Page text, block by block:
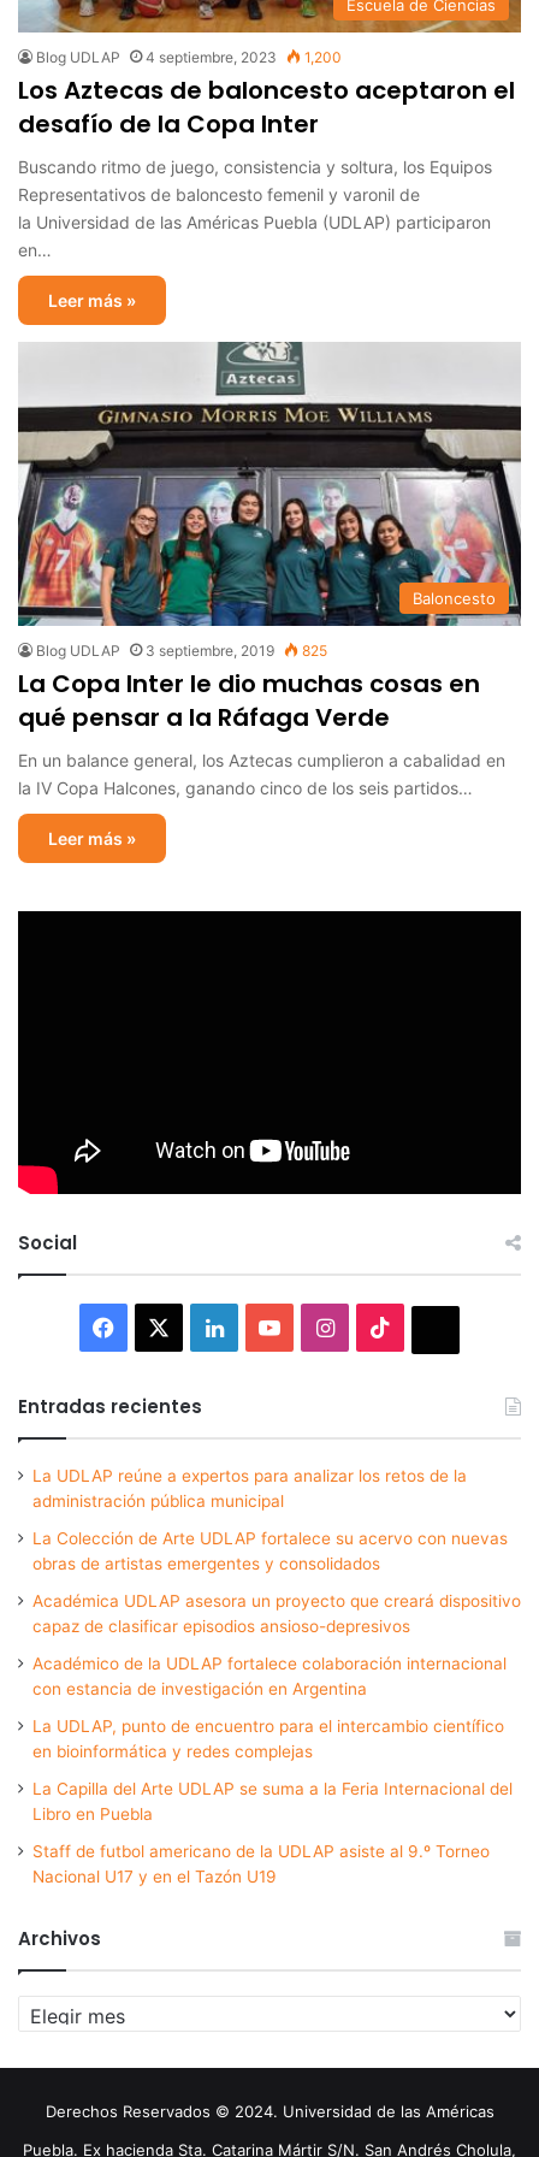
Escuela de Ciencias
Blog UDLAP 4 septiembre, 2023 1,200
Los Aztecas de baloncesto aceptaron el
desafío de la Copa Inter
Buscando ritmo de juego, consistencia y soltura, los Equipos
Representativos de baloncesto femenil y varonil de
la Universidad de las Américas Puebla (UDLAP) participaron
en…
Leer más »
Baloncesto
Blog UDLAP 3 septiembre, 2019 825
La Copa Inter le dio muchas cosas en
qué pensar a la Ráfaga Verde
En un balance general, los Aztecas cumplieron a cabalidad en
la IV Copa Halcones, ganando cinco de los seis partidos…
Leer más »
Social
Facebook LinkedInYouTubeInstagram
Entradas recientes
La UDLAP reúne a expertos para analizar los retos de la
administración pública municipal
La Colección de Arte UDLAP fortalece su acervo con nuevas
obras de artistas emergentes y consolidados
Académica UDLAP asesora un proyecto que creará dispositivo
capaz de clasificar episodios ansioso-depresivos
Académico de la UDLAP fortalece colaboración internacional
con estancia de investigación en Argentina
La UDLAP, punto de encuentro para el intercambio científico
en bioinformática y redes complejas
La Capilla del Arte UDLAP se suma a la Feria Internacional del
Libro en Puebla
Staff de futbol americano de la UDLAP asiste al 9.º Torneo
Nacional U17 y en el Tazón U19
Archivos
Archivos
Derechos Reservados © 2024. Universidad de las Américas
Puebla. Ex hacienda Sta. Catarina Mártir S/N. San Andrés Cholula,